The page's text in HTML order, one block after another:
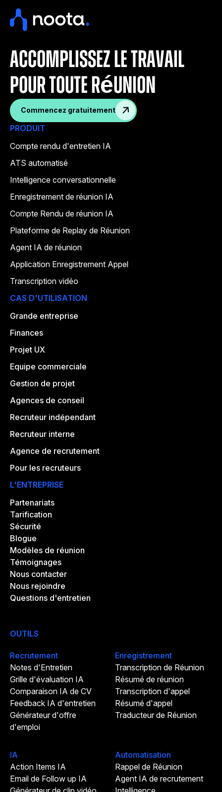
accomplissez le travail
pour toute réunion
Commencez gratuitement
PRODUIT
Compte rendu d'entretien IA
ATS automatisé
Intelligence conversationnelle
Enregistrement de réunion IA
Compte Rendu de réunion IA
Plateforme de Replay de Réunion
Agent IA de réunion
Application Enregistrement Appel
Transcription vidéo
CAS D'UTILISATION
Grande entreprise
Finances
Projet UX
Equipe commerciale
Gestion de projet
Agences de conseil
Recruteur indépendant
Recruteur interne
Agence de recrutement
Pour les recruteurs
L'ENTREPRISE
Partenariats
Tarification
Sécurité
Blogue
Modèles de réunion
Témoignages
Nous contacter
Nous rejoindre
Questions d'entretien
OUTILS
Recrutement
Notes d'Entretien
Grille d'évaluation IA
Comparaison IA de CV
Feedback IA d'entretien
Générateur d'offre
d'emploi
Enregistrement
Transcription de Réunion
Résumé de réunion
Transcription d'appel
Résumé d'appel
Traducteur de Réunion
IA
Action Items IA
Email de Follow up IA
Automatisation
Rappel de Réunion
Agent IA de recrutement